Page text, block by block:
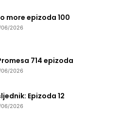
more epizoda 100
06/2026
714 epizoda
06/2026
Epizoda 12
06/2026